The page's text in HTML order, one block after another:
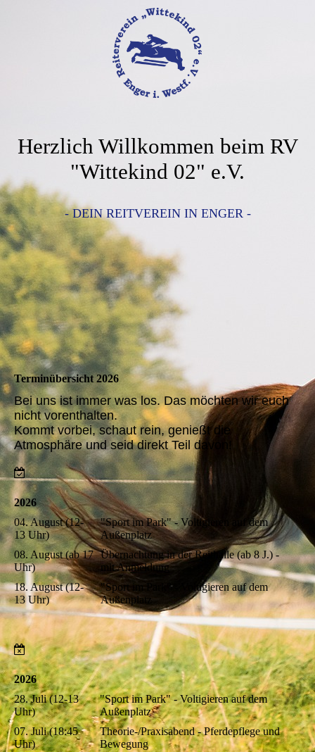
Herzlich Willkommen beim RV
"Wittekind 02" e.V.
- DEIN REITVEREIN IN ENGER -
Terminübersicht 2026
Bei uns ist immer was los. Das möchten wir euch
nicht vorenthalten.
Kommt vorbei, schaut rein, genießt die
Atmosphäre und seid direkt Teil davon!
2026
04. August (12-
13 Uhr)
"Sport im Park" - Voltigieren auf dem
Außenplatz
08. August (ab 17
Uhr)
Übernachtung in der Reithalle (ab 8 J.) -
mit Anmeldung
18. August (12-
13 Uhr)
"Sport im Park" - Voltigieren auf dem
Außenplatz
2026
28. Juli (12-13
Uhr)
"Sport im Park" - Voltigieren auf dem
Außenplatz
07. Juli (18:45
Uhr)
Theorie-/Praxisabend - Pferdepflege und
Bewegung